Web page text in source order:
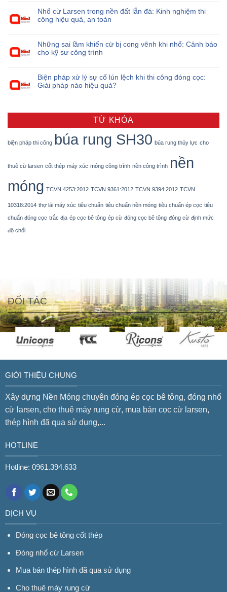
Nhổ cừ Larsen trong nền đất lẫn đá: Kinh nghiệm thi
công hiệu quả, an toàn
Những sai lầm khiến cừ bị cong vênh khi nhổ: Cảnh báo
cho kỹ sư công trình
Biện pháp xử lý sự cố lún lệch khi thi công đóng cọc:
Giải pháp nào hiệu quả?
TỪ KHÓA
biện pháp thi công búa rung SH30 búa rung thủy lực cho
thuê cừ larsen cốt thép máy xúc móng công trình nền công trình nền
móng TCVN 4253:2012 TCVN 9361:2012 TCVN 9394:2012 TCVN
10318:2014 thợ lái máy xúc tiêu chuẩn tiêu chuẩn nền móng tiêu chuẩn ép cọc tiêu
chuẩn đóng cọc trắc địa ép cọc bê tông ép cừ đóng cọc bê tông đóng cừ định mức
độ chối
ĐỐI TÁC
GIỚI THIỆU CHUNG
Xây dựng Nền Móng chuyên đóng ép cọc bê tông, đóng nhổ
cừ larsen, cho thuê máy rung cừ, mua bán cọc cừ larsen,
thép hình đã qua sử dụng,...
HOTLINE
Hotline: 0961.394.633
DỊCH VỤ
Đóng cọc bê tông cốt thép
Đóng nhổ cừ Larsen
Mua bán thép hình đã qua sử dụng
Cho thuê máy rung cừ